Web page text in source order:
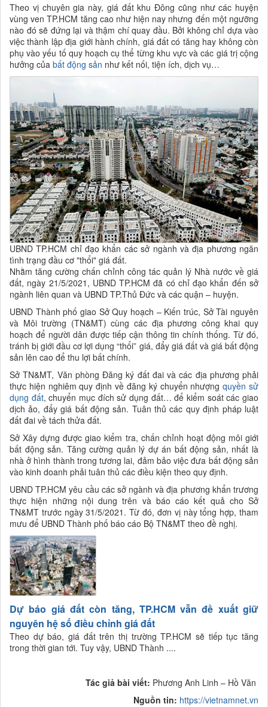
Theo vị chuyên gia này, giá đất khu Đông cũng như các huyện
vùng ven TP.HCM tăng cao như hiện nay nhưng đến một ngưỡng
nào đó sẽ đứng lại và thậm chí quay đầu. Bởi không chỉ dựa vào
việc thành lập địa giới hành chính, giá đất có tăng hay không còn
phụ vào yếu tố quy hoạch cụ thể từng khu vực và các giá trị cộng
hưởng của bất động sản như kết nối, tiện ích, dịch vụ…
UBND TP.HCM chỉ đạo khẩn các sở ngành và địa phương ngăn
tình trạng đầu cơ "thổi" giá đất.
Nhằm tăng cường chấn chỉnh công tác quản lý Nhà nước về giá
đất, ngày 21/5/2021, UBND TP.HCM đã có chỉ đạo khẩn đến sở
ngành liên quan và UBND TP.Thủ Đức và các quận – huyện.
UBND Thành phố giao Sở Quy hoạch – Kiến trúc, Sở Tài nguyên
và Môi trường (TN&MT) cùng các địa phương công khai quy
hoạch để người dân được tiếp cận thông tin chính thống. Từ đó,
tránh bị giới đầu cơ lợi dụng “thổi” giá, đẩy giá đất và giá bất động
sản lên cao để thu lợi bất chính.
Sở TN&MT, Văn phòng Đăng ký đất đai và các địa phương phải
thực hiện nghiêm quy định về đăng ký chuyển nhượngquyền sử
dụng đất, chuyển mục đích sử dụng đất… để kiểm soát các giao
dịch ảo, đẩy giá bất động sản. Tuân thủ các quy định pháp luật
đất đai về tách thửa đất.
Sở Xây dựng được giao kiểm tra, chấn chỉnh hoạt động môi giới
bất động sản. Tăng cường quản lý dự án bất động sản, nhất là
nhà ở hình thành trong tương lai, đảm bảo việc đưa bất động sản
vào kinh doanh phải tuân thủ các điều kiện theo quy định.
UBND TP.HCM yêu cầu các sở ngành và địa phương khẩn trương
thực hiện những nội dung trên và báo cáo kết quả cho Sở
TN&MT trước ngày 31/5/2021. Từ đó, đơn vị này tổng hợp, tham
mưu để UBND Thành phố báo cáo Bộ TN&MT theo đề nghị.
Dự báo giá đất còn tăng, TP.HCM vẫn đề xuất giữ
nguyên hệ số điều chỉnh giá đất
Theo dự báo, giá đất trên thị trường TP.HCM sẽ tiếp tục tăng
trong thời gian tới. Tuy vậy, UBND Thành ....
Tác giả bài viết: Phương Anh Linh – Hồ Văn
Nguồn tin: https://vietnamnet.vn